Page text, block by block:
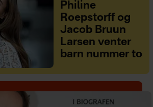
Philine
Roepstorff og
Jacob Bruun
Larsen venter
barn nummer to